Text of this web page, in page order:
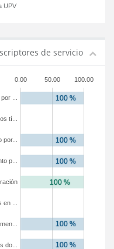
UPV
de servicio
0.00 50.00 100.00
do...
...
p...
tí...
...